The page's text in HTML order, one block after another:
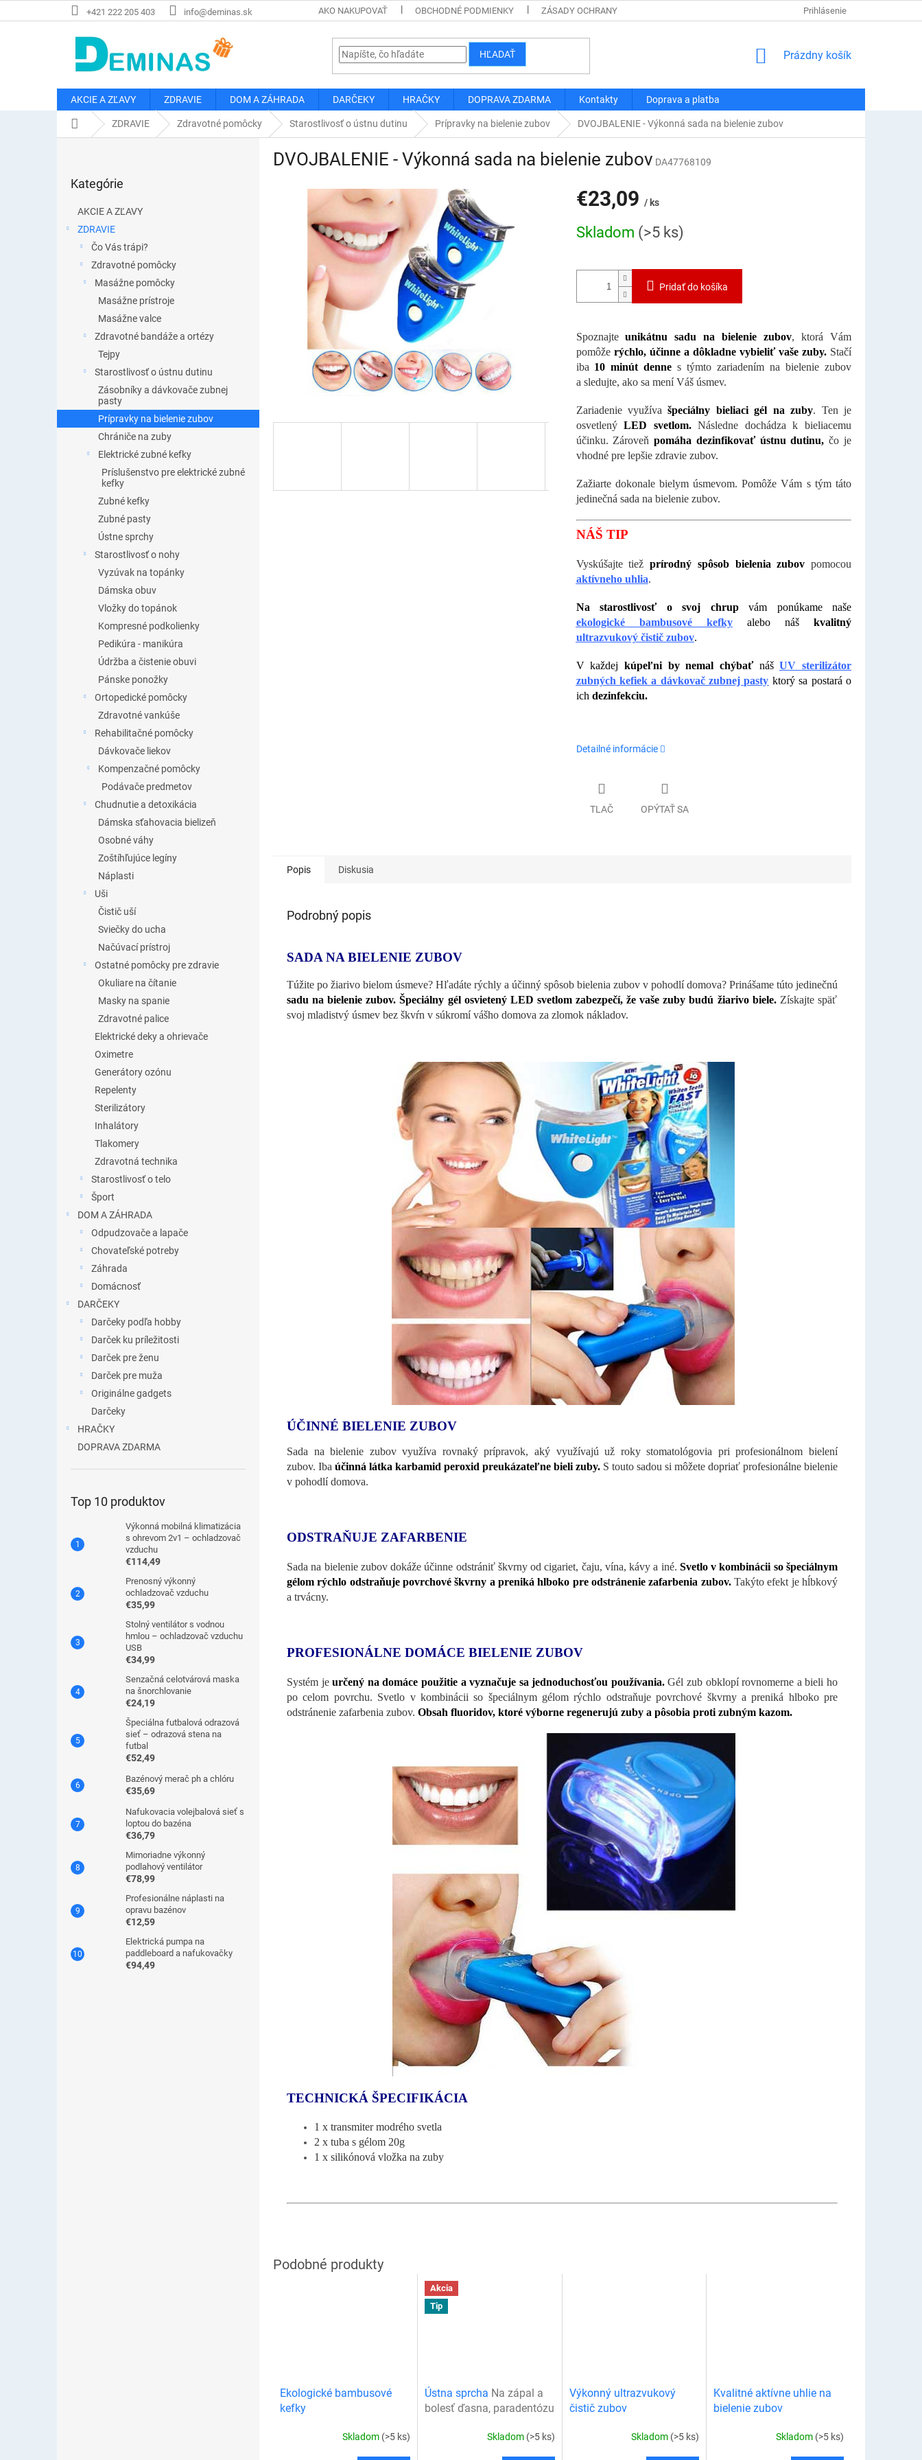
na
+421 222 205 403 info@deminas.sk AKO NAKUPOVAŤ OBCHODNÉ PODMIENKY ZÁSADY OCHRANY OSOBNÝCH ÚDAJOV DOPRAVA A PLATBA REKLAMÁCIA A
Prihlásenie
HĽADAŤ
NÁKUPNÝ
Prázdny košík
AKCIE A ZĽAVY ZDRAVIE DOM A ZÁHRADA DARČEKY HRAČKY DOPRAVA ZDARMA Kontakty Doprava a platba
DomovZDRAVIE Zdravotné pomôcky Starostlivosť o ústnu dutinu Prípravky na bielenie zubov DVOJBALENIE - Výkonná sada na bielenie zubov
kategórie
Kategórie
AKCIE A ZĽAVY
ZDRAVIE
Čo Vás trápi?
Zdravotné pomôcky
Masážne pomôcky
Masážne prístroje
Masážne valce
Zdravotné bandáže a ortézy
Tejpy
Starostlivosť o ústnu dutinu
Zásobníky a dávkovače zubnej
pasty
Prípravky na bielenie zubov
Chrániče na zuby
Elektrické zubné kefky
Príslušenstvo pre elektrické zubné
kefky
Zubné kefky
Zubné pasty
Ústne sprchy
Starostlivosť o nohy
Vyzúvak na topánky
Dámska obuv
Vložky do topánok
Kompresné podkolienky
Pedikúra - manikúra
Údržba a čistenie obuvi
Pánske ponožky
Ortopedické pomôcky
Zdravotné vankúše
Rehabilitačné pomôcky
Dávkovače liekov
Kompenzačné pomôcky
Podávače predmetov
Chudnutie a detoxikácia
Dámska sťahovacia bielizeň
Osobné váhy
Zoštíhľujúce legíny
Náplasti
Uši
Čistič uší
Sviečky do ucha
Načúvací prístroj
Ostatné pomôcky pre zdravie
Okuliare na čítanie
Masky na spanie
Zdravotné palice
Elektrické deky a ohrievače
Oximetre
Generátory ozónu
Repelenty
Sterilizátory
Inhalátory
Tlakomery
Zdravotná technika
Starostlivosť o telo
Šport
DOM A ZÁHRADA
Odpudzovače a lapače
Chovateľské potreby
Záhrada
Domácnosť
DARČEKY
Darčeky podľa hobby
Darček ku príležitosti
Darček pre ženu
Darček pre muža
Originálne gadgets
Darčeky
HRAČKY
DOPRAVA ZDARMA
Top 10 produktov
Výkonná mobilná klimatizácia
s ohrevom 2v1 – ochladzovač
vzduchu
€114,49
Prenosný výkonný
ochladzovač vzduchu
€35,99
Stolný ventilátor s vodnou
hmlou – ochladzovač vzduchu
USB
€34,99
Senzačná celotvárová maska
na šnorchlovanie
€24,19
Špeciálna futbalová odrazová
sieť – odrazová stena na
futbal
€52,49
Bazénový merač ph a chlóru
€35,69
Nafukovacia volejbalová sieť s
loptou do bazéna
€36,79
Mimoriadne výkonný
podlahový ventilátor
€78,99
Profesionálne náplasti na
opravu bazénov
€12,59
Elektrická pumpa na
paddleboard a nafukovačky
€94,49
DVOJBALENIE - Výkonná sada na bielenie zubov DA47768109
€23,09 / ks
cena:
Skladom (>5 ks)
Pridať do košíka
Spoznajteunikátnu sadu na bielenie zubov, ktorá Vám
pomôže rýchlo, účinne a dôkladne vybieliť vaše zuby.Stačí
iba 10 minút denne s týmto zariadením na bielenie zubov
a sledujte, ako sa mení Váš úsmev.
Zariadenie využívašpeciálny bieliaci gél na zuby. Ten je
osvetlenýLED svetlom.Následne dochádza k bieliacemu
účinku. Zároveňpomáha dezinfikovať ústnu dutinu, čo je
vhodné pre lepšie zdravie zubov.
Zažiarte dokonale bielym úsmevom. Pomôže Vám s tým táto
jedinečná sada na bielenie zubov.
NÁŠ TIP
Vyskúšajte tiež prírodný spôsob bielenia zubov pomocou
aktívneho uhlia.
Na starostlivosť o svoj chrupvám ponúkame naše
ekologické bambusové kefkyalebo náškvalitný
ultrazvukový čistič zubov.
V každej kúpeľni by nemal chýbaťnášUV sterilizátor
zubných kefiek a dávkovač zubnej pasty ktorý sa postará o
ich dezinfekciu.
Detailné informácie
TLAČ OPÝTAŤ SA
Popis Diskusia
Podrobný popis
SADA NA BIELENIE ZUBOV
Túžite po žiarivo bielom úsmeve? Hľadáte rýchly a účinný spôsob bielenia zubov v pohodlí domova? Prinášame túto jedinečnú
sadu na bielenie zubov. Špeciálny gél osvietený LED svetlom zabezpečí, že vaše zuby budú žiarivo biele.Získajte späť
svoj mladistvý úsmev bez škvŕn v súkromí vášho domova za zlomok nákladov.
ÚČINNÉ BIELENIE ZUBOV
Sada na bielenie zubov využíva rovnaký prípravok, aký využívajú už roky stomatológovia pri profesionálnom bielení
zubov. Iba účinná látka karbamid peroxid preukázateľne bieli zuby. S touto sadou si môžete dopriať profesionálne bielenie
v pohodlí domova.
ODSTRAŇUJE ZAFARBENIE
Sada na bielenie zubov dokáže účinne odstrániť škvrny od cigariet, čaju, vína, kávy a iné. Svetlo v kombinácii so špeciálnym
gélom rýchlo odstraňuje povrchové škvrny a preniká hlboko pre odstránenie zafarbenia zubov. Takýto efekt je hĺbkový
a trvácny.
PROFESIONÁLNE DOMÁCE BIELENIE ZUBOV
Systém jeurčený na domáce použitie a vyznačuje sa jednoduchosťou používania.Gél zub obklopí rovnomerne a bieli ho
po celom povrchu. Svetlo v kombinácii so špeciálnym gélom rýchlo odstraňuje povrchové škvrny a preniká hlboko pre
odstránenie zafarbenia zubov. Obsah fluoridov, ktoré výborne regenerujú zuby a pôsobia proti zubným kazom.
TECHNICKÁ ŠPECIFIKÁCIA
1 x transmiter modrého svetla
2 x tuba s gélom 20g
1 x silikónová vložka na zuby
Ekologické bambusové
kefky
Skladom (>5 ks)
Akcia
Tip
Ústna sprcha Na zápal a
bolesť ďasna, paradentózu
Skladom (>5 ks)
Výkonný ultrazvukový
čistič zubov
Skladom (>5 ks)
Kvalitné aktívne uhlie na
bielenie zubov
Skladom (>5 ks)